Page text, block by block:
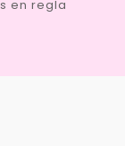
en regla